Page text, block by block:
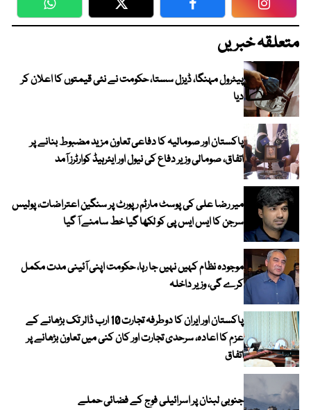
WhatsApp Twitter Facebook
متعلقہ خبریں
پیٹرول مہنگا، ڈیزل سستا، حکومت نے نئی قیمتوں کا اعلان کر
دیا
پاکستان اور صومالیہ کا دفاعی تعاون مزید مضبوط بنانے پر
اتفاق، صومالی وزیر دفاع کی نیول اور ایئرہیڈ کوارٹرز آمد
میر رضا علی کی پوسٹ مارٹم رپورٹ پر سنگین اعتراضات، پولیس
سرجن کا ایس ایس پی کو لکھا گیا خط سامنے آ گیا
موجودہ نظام کہیں نہیں جا رہا، حکومت اپنی آئینی مدت مکمل
کرے گی، وزیر داخلہ
پاکستان اور ایران کا دوطرفہ تجارت 10 ارب ڈالر تک بڑھانے کے
عزم کا اعادہ، سرحدی تجارت اور کان کنی میں تعاون بڑھانے پر
اتفاق
جنوبی لبنان پر اسرائیلی فوج کے فضائی حملے